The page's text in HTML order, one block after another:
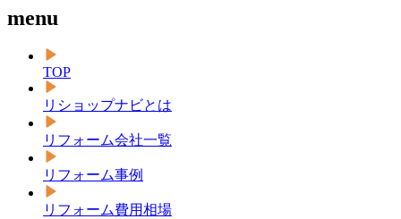
menu
TOP
リショップナビとは
リフォーム会社一覧
リフォーム事例
リフォーム費用相場